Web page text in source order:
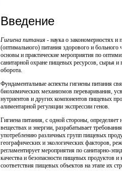
Введение
Гигиена питания - наука о закономерностях и
(оптимального) питания здорового и
основы и практические мероприятия по
санитарной охране пищевых ресурсов, сырья и
оборота.
Фундаментальные аспекты гигиены питания
биохимических механизмов переваривания,
нутриентов и других компонентов пищевых
алиментарной регуляции экспрессии генов.
Гигиена питания, с одной стороны,
веществах и энергии, разрабатывает
употреблению различных групп пищевых
географических и экологических факторов,
регламентирует мероприятия по санитарно-
качества и безопасности пищевых продуктов
соответствия пищевых объектов на этапе их